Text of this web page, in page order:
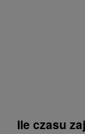
Ile czasu